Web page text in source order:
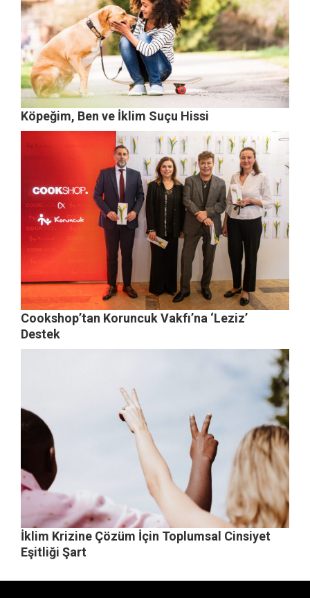
Köpeğim, Ben ve İklim Suçu Hissi
Cookshop’tan Koruncuk Vakfı’na ‘Leziz’
Destek
İklim Krizine Çözüm İçin Toplumsal Cinsiyet
Eşitliği Şart